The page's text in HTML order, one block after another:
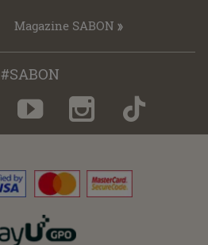
Magazine SABON
#SABON